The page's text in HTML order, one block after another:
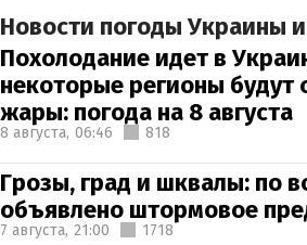
Новости погоды Украины
Похолодание идет в
некоторые регионы будут
жары: погода на 8 августа
8 августа, 06:46 818
Грозы, град и шквалы: по
объявлено штормовое
7 августа, 21:00 1718